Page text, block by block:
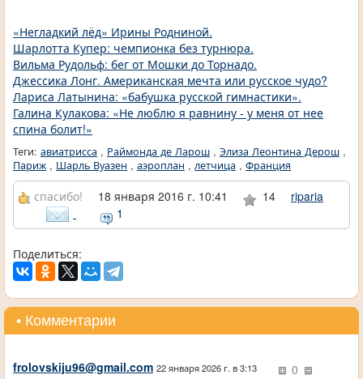
«Негладкий лёд» Ирины Родниной.
Шарлотта Купер: чемпионка без турнюра.
Вильма Рудольф: бег от Мошки до Торнадо.
Джессика Лонг. Американская мечта или русское чудо?
Лариса Латынина: «бабушка русской гимнастики».
Галина Кулакова: «Не люблю я равнину - у меня от нее
спина болит!»
Теги: авиатрисса , Раймонда де Ларош , Элиза Леонтина Дерош ,
Париж, Шарль Вуазен , аэроплан , летчица , Франция
спасибо! 18 января 2016 г. 10:41 14
riparia
1
Поделиться:
• Комментарии
frolovskiju96@gmail.com 22 января 2026 г. в 3:13 0